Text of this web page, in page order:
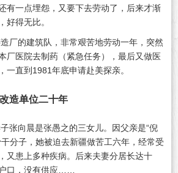
有一点埋怨，又要下去劳动了，后来才渐
好得无比。
厂的建筑队，非常艰苦地劳动一年，突然
厂医院去制药（紧急任务），最后又做医
一直到1981年底申请赴美探亲。
造单位二十年
张向晨是张愚之的三女儿。因父亲是“倪
分子，她被迫去新疆做苦工六年，经常受
又患上多种疾病。后来夫妻分居长达十
口，没有供应……